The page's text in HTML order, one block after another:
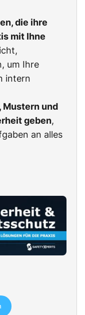
die ihre
mit Ihne
um Ihre
intern
Mustern und
geben,
an alles